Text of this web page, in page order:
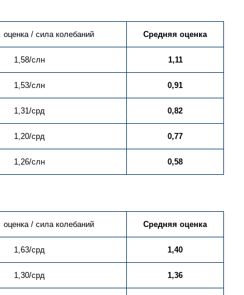
оценка / сила колебаний Средняя оценка
1,58/слн 1,11
1,53/слн 0,91
1,31/срд 0,82
1,20/срд 0,77
1,26/слн 0,58
оценка / сила колебаний Средняя оценка
1,63/срд 1,40
1,30/срд 1,36